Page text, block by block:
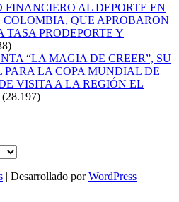
FINANCIERO AL DEPORTE EN
COLOMBIA, QUE APROBARON
TASA PRODEPORTE Y
“LA MAGIA DE CREER”, SU
LA COPA MUNDIAL DE
VISITA A LA REGIÓN EL
(28.197)
| Desarrollado porWordPress